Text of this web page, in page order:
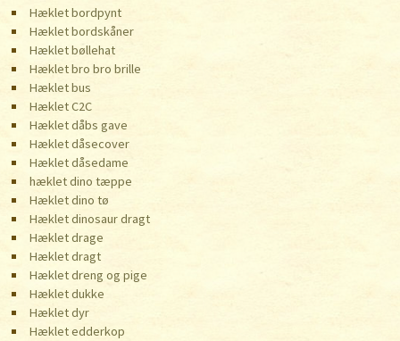
Hæklet bordpynt
Hæklet bordskåner
Hæklet bøllehat
Hæklet bro bro brille
Hæklet bus
Hæklet C2C
Hæklet dåbs gave
Hæklet dåsecover
Hæklet dåsedame
hæklet dino tæppe
Hæklet dino tø
Hæklet dinosaur dragt
Hæklet drage
Hæklet dragt
Hæklet dreng og pige
Hæklet dukke
Hæklet dyr
Hæklet edderkop